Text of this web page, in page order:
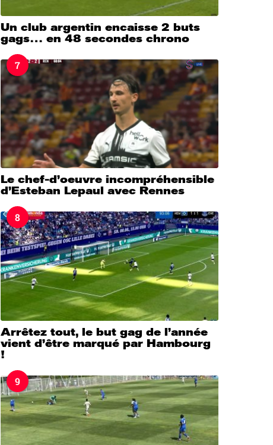
Un club argentin encaisse 2 buts
gags… en 48 secondes chrono
7
Le chef-d’oeuvre incompréhensible
d’Esteban Lepaul avec Rennes
8
Arrêtez tout, le but gag de l’année
vient d’être marqué par Hambourg
!
9